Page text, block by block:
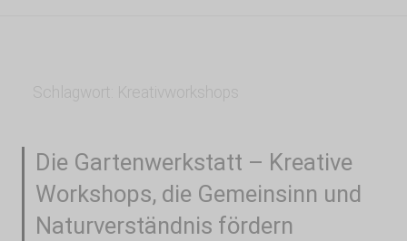
Schlagwort: Kreativworkshops
Die Gartenwerkstatt – Kreative
Workshops, die Gemeinsinn und
Naturverständnis fördern